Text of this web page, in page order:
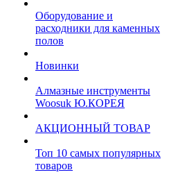
Оборудование и
расходники для каменных
полов
Новинки
Алмазные инструменты
Woosuk Ю.КОРЕЯ
АКЦИОННЫЙ ТОВАР
Топ 10 самых популярных
товаров